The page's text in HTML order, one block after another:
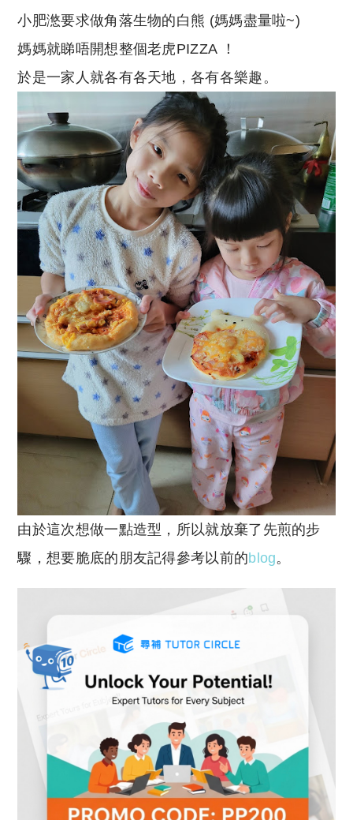
小肥滺要求做角落生物的白熊 (媽媽盡量啦~)
媽媽就睇唔開想整個老虎PIZZA ！
於是一家人就各有各天地，各有各樂趣 。
由於這次想做一點造型，所以就放棄了先煎的步
驟，想要脆底的朋友記得參考以前的blog。